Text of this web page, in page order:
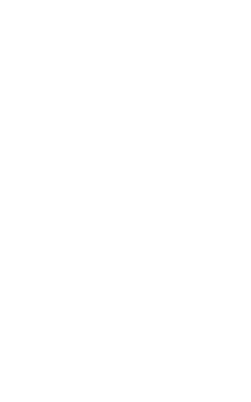
y eventos
en salas de reuniones
para eventos de empresa